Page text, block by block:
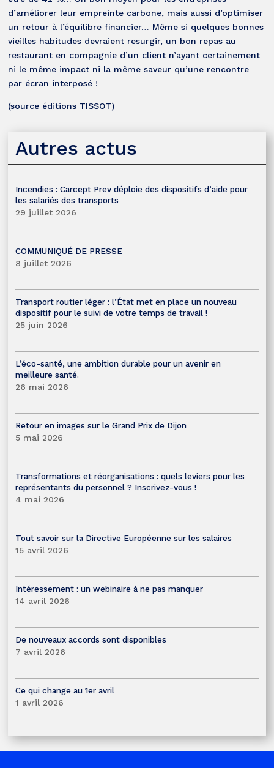
d’améliorer leur empreinte carbone, mais aussi d’optimiser
un retour à l’équilibre financier… Même si quelques bonnes
vieilles habitudes devraient resurgir, un bon repas au
restaurant en compagnie d’un client n’ayant certainement
ni le même impact ni la même saveur qu’une rencontre
par écran interposé !
(source éditions TISSOT)
Autres actus
Incendies : Carcept Prev déploie des dispositifs d’aide pour
les salariés des transports
29 juillet 2026
COMMUNIQUÉ DE PRESSE
8 juillet 2026
Transport routier léger : l’État met en place un nouveau
dispositif pour le suivi de votre temps de travail !
25 juin 2026
L’éco-santé, une ambition durable pour un avenir en
meilleure santé.
26 mai 2026
Retour en images sur le Grand Prix de Dijon
5 mai 2026
Transformations et réorganisations : quels leviers pour les
représentants du personnel ? Inscrivez-vous !
4 mai 2026
Tout savoir sur la Directive Européenne sur les salaires
15 avril 2026
Intéressement : un webinaire à ne pas manquer
14 avril 2026
De nouveaux accords sont disponibles
7 avril 2026
Ce qui change au 1er avril
1 avril 2026